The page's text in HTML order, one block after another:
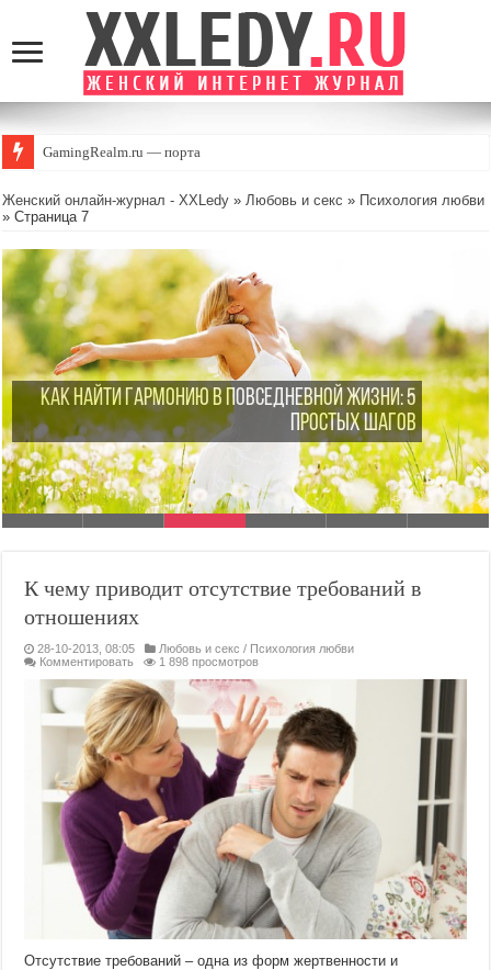
GamingRealm.ru — портал для геймеров и энтузиастов игрово
Женский онлайн-журнал - XXLedy »Любовь и секс » Психология любви
» Страница 7
Как найти гармонию в повседневной жизни: 5
простых шагов
К чему приводит отсутствие требований в
отношениях
28-10-2013, 08:05 Любовь и секс / Психология любви
Комментировать
1 898 просмотров
Отсутствие требований – одна из форм жертвенности и